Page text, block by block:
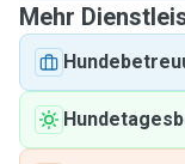
Mehr